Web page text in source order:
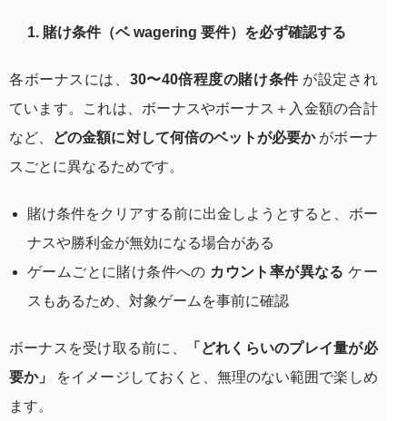
1. 賭け条件（ベ wagering 要件）を必ず確認する
各ボーナスには、 30〜40倍程度の賭け条件が設定され
ています。これは、ボーナスやボーナス＋入金額の合計
など、
どの金額に対して何倍のベットが必要かがボーナ
スごとに異なるためです。
賭け条件をクリアする前に出金しようとすると、ボー
ナスや勝利金が無効になる場合がある
ゲームごとに賭け条件への カウント率が異なる ケー
スもあるため、対象ゲームを事前に確認
ボーナスを受け取る前に、
「どれくらいのプレイ量が必
要か」
をイメージしておくと、無理のない範囲で楽しめ
ます。